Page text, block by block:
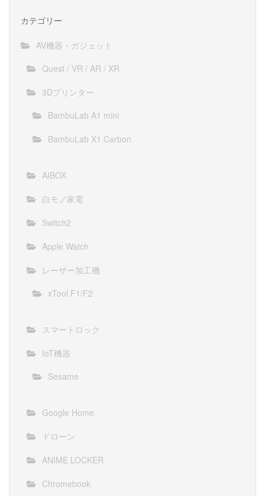
カテゴリー
AV機器・ガジェット
Quest / VR / AR / XR
3Dプリンター
BambuLab A1 mini
BambuLab X1 Carbon
AIBOX
白モノ家電
Switch2
Apple Watch
レーザー加工機
xTool F1/F2
スマートロック
IoT機器
Sesame
Google Home
ドローン
ANIME LOCKER
Chromebook